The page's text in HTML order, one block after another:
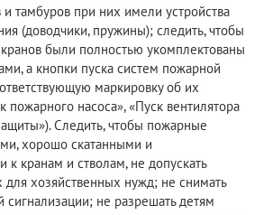
тамбуров при них имели устройства
(доводчики, пружины); следить, чтобы
были полностью укомплектованы
а кнопки пуска систем пожарной
маркировку об их
пожарного насоса», «Пуск вентилятора
Следить, чтобы пожарные
хорошо скатанными и
кранам и стволам, не допускать
для хозяйственных нужд; не снимать
сигнализации; не разрешать детям